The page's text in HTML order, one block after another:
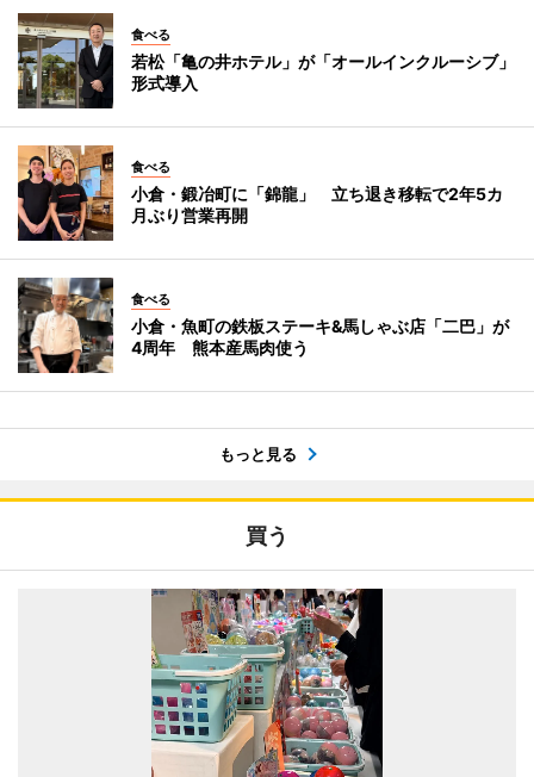
食べる
若松「亀の井ホテル」が「オールインクルーシブ」
形式導入
食べる
小倉・鍛冶町に「錦龍」 立ち退き移転で2年5カ
月ぶり営業再開
食べる
小倉・魚町の鉄板ステーキ&馬しゃぶ店「二巴」が
4周年 熊本産馬肉使う
もっと見る
買う